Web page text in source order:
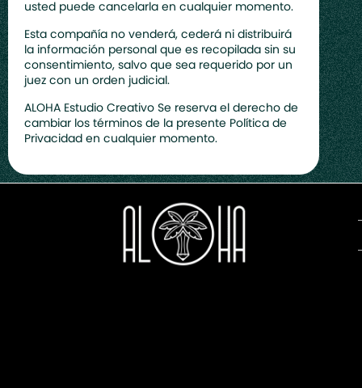
usted puede cancelarla en cualquier momento.
Esta compañía no venderá, cederá ni distribuirá
la información personal que es recopilada sin su
consentimiento, salvo que sea requerido por un
juez con un orden judicial.
ALOHA Estudio Creativo Se reserva el derecho de
cambiar los términos de la presente Política de
Privacidad en cualquier momento.